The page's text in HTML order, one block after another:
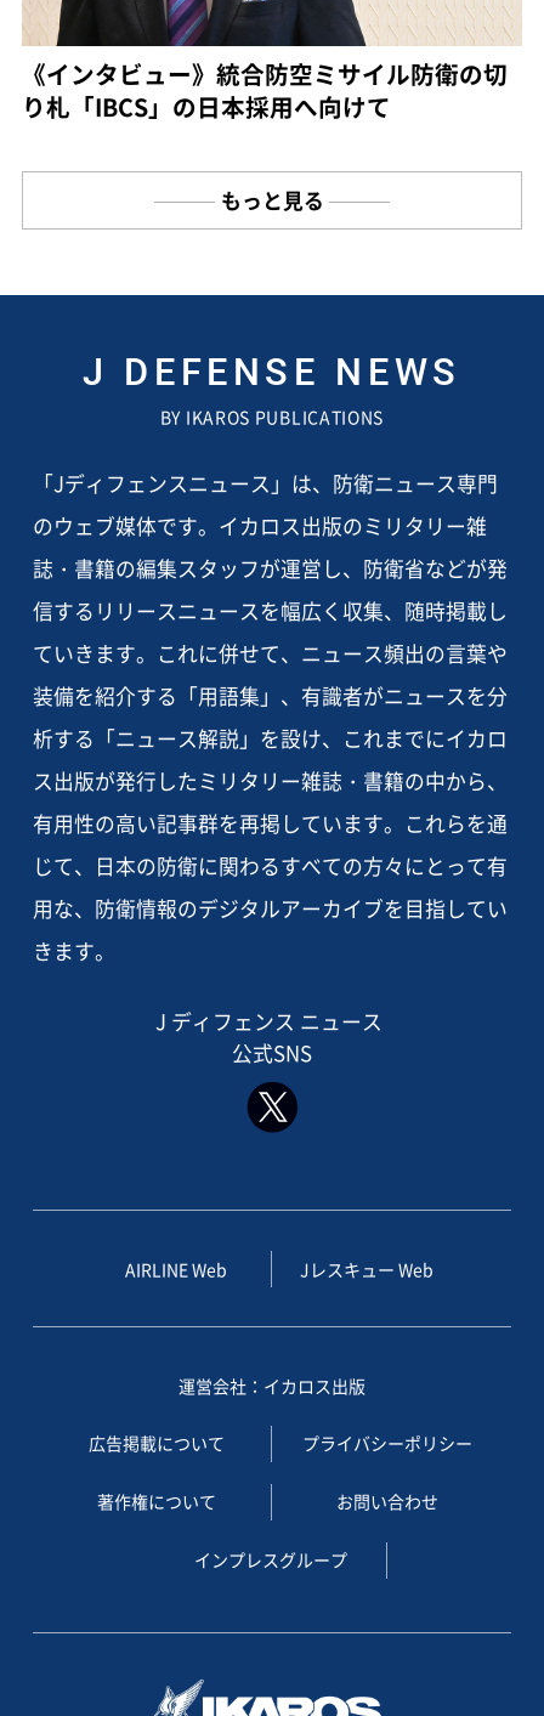
《インタビュー》統合防空ミサイル防衛の切
り札「IBCS」の日本採用へ向けて
もっと見る
J DEFENSE NEWS
BY IKAROS PUBLICATIONS
「Jディフェンスニュース」は、防衛ニュース専門
のウェブ媒体です。イカロス出版のミリタリー雑
誌・書籍の編集スタッフが運営し、防衛省などが発
信するリリースニュースを幅広く収集、随時掲載し
ていきます。これに併せて、ニュース頻出の言葉や
装備を紹介する「用語集」、有識者がニュースを分
析する「ニュース解説」を設け、これまでにイカロ
ス出版が発行したミリタリー雑誌・書籍の中から、
有用性の高い記事群を再掲しています。これらを通
じて、日本の防衛に関わるすべての方々にとって有
用な、防衛情報のデジタルアーカイブを目指してい
きます。
J ディフェンス ニュース
公式SNS
AIRLINE Web Jレスキュー Web
運営会社：イカロス出版
広告掲載について プライバシーポリシー
著作権について お問い合わせ
インプレスグループ